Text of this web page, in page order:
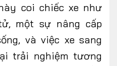
coi chiếc xe như
một sự nâng cấp
và việc xe sang
trải nghiệm tương